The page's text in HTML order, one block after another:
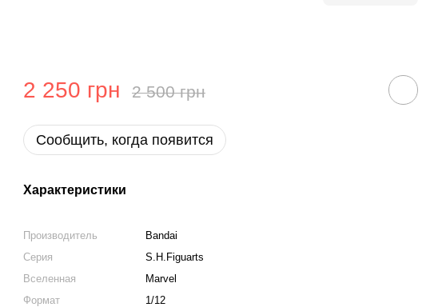
2 250 грн 2 500 грн
Сообщить, когда появится
Характеристики
Производитель
Bandai
Серия
S.H.Figuarts
Вселенная
Marvel
Формат
1/12